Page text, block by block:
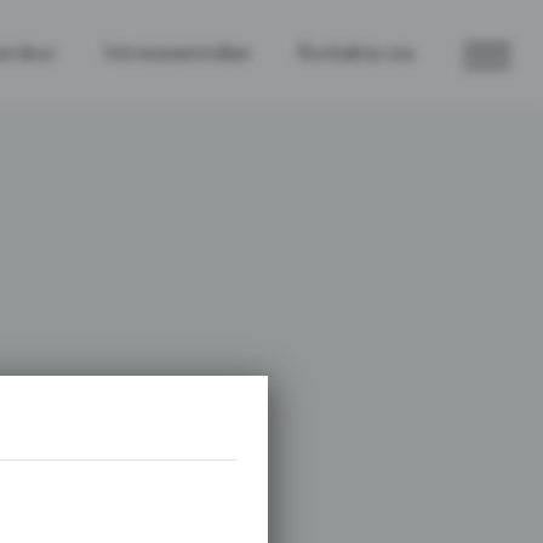
Intresseanmälan Kontakta oss